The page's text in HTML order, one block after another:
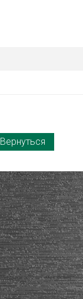
Вернуться